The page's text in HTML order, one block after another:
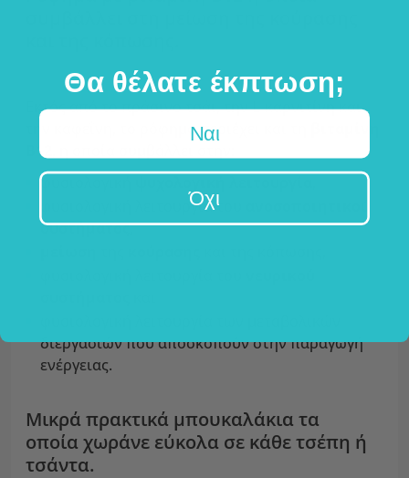
Εκτός από το πράσινο τσάι, την L-καρνιτίνη και
την καφεΐνη, το ρόφημα περιέχει και τη
B12
φυσιολογική
φυσιολογική λειτουργία του
συστήματος,
διεργασιών που αποσκοπούν στην παραγωγή
ενέργειας.
Μικρά πρακτικά μπουκαλάκια τα
οποία χωράνε εύκολα σε κάθε τσέπη ή
τσάντα.
Θα θέλατε έκπτωση;
Ναι
Όχι